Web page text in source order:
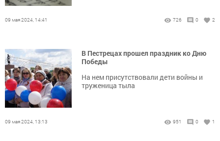
09 мая 2024, 14:41 726 0 2
В Пестрецах прошел праздник ко Дню
Победы
На нем присутствовали дети войны и
труженица тыла
09 мая 2024, 13:13 951 0 1